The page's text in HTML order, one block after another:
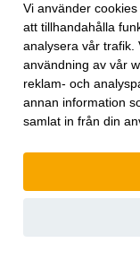
täcker in geopolitik,
Economisthar
intelligent
hindrar framsteg
DU KANSKE
Vi använder cookies
att tillhandahålla
analysera vår trafik.
användning av vår
reklam- och
annan information
samlat in från din